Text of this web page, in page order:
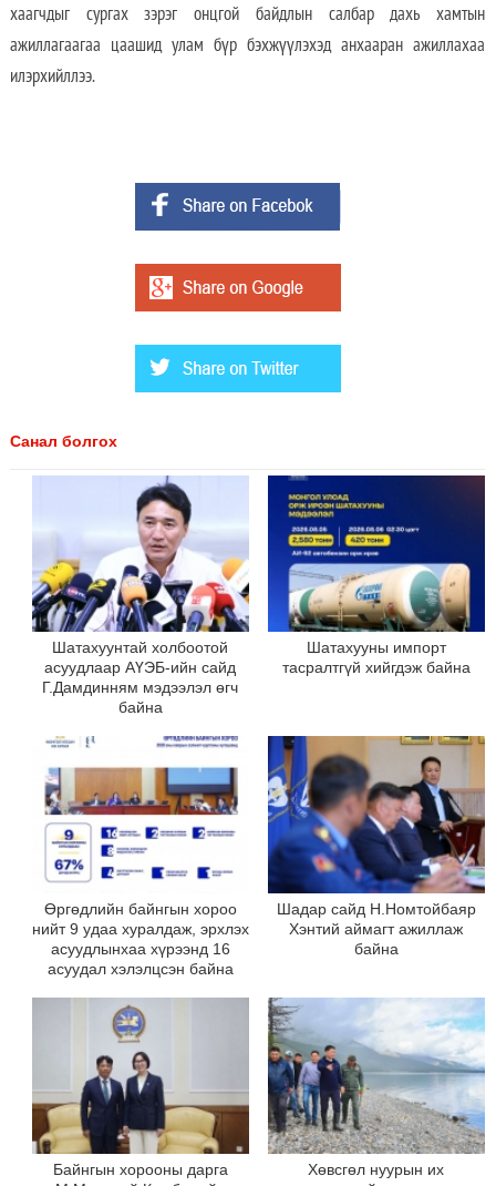
хаагчдыг сургах зэрэг онцгой байдлын салбар дахь хамтын
ажиллагаагаа цаашид улам бүр бэхжүүлэхэд анхааран ажиллахаа
илэрхийллээ.
Санал болгох
Шатахуунтай холбоотой
асуудлаар АҮЭБ-ийн сайд
Г.Дамдинням мэдээлэл өгч
байна
Шатахууны импорт
тасралтгүй хийгдэж байна
Өргөдлийн байнгын хороо
нийт 9 удаа хуралдаж, эрхлэх
асуудлынхаа хүрээнд 16
асуудал хэлэлцсэн байна
Шадар сайд Н.Номтойбаяр
Хэнтий аймагт ажиллаж
байна
Байнгын хорооны дарга
Хөвсгөл нуурын их